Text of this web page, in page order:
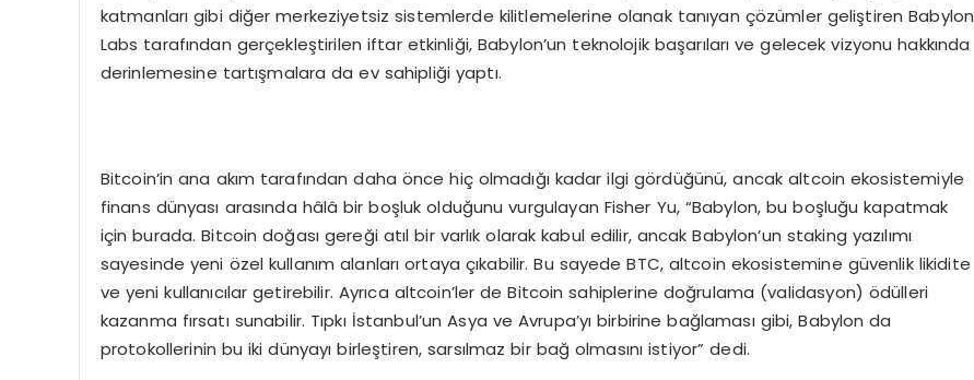
katmanları gibi diğer merkeziyetsiz sistemlerde kilitlemelerine olanak tanıyan çözümler geliştiren Babylon
Labs tarafından gerçekleştirilen iftar etkinliği, Babylon’un teknolojik başarıları ve gelecek vizyonu hakkında
derinlemesine tartışmalara da ev sahipliği yaptı.
Bitcoin’in ana akım tarafından daha önce hiç olmadığı kadar ilgi gördüğünü, ancak altcoin ekosistemiyle
finans dünyası arasında hâlâ bir boşluk olduğunu vurgulayan Fisher Yu, “Babylon, bu boşluğu kapatmak
için burada. Bitcoin doğası gereği atıl bir varlık olarak kabul edilir, ancak Babylon’un staking yazılımı
sayesinde yeni özel kullanım alanları ortaya çıkabilir. Bu sayede BTC, altcoin ekosistemine güvenlik likidite
ve yeni kullanıcılar getirebilir. Ayrıca altcoin’ler de Bitcoin sahiplerine doğrulama (validasyon) ödülleri
kazanma fırsatı sunabilir. Tıpkı İstanbul’un Asya ve Avrupa’yı birbirine bağlaması gibi, Babylon da
protokollerinin bu iki dünyayı birleştiren, sarsılmaz bir bağ olmasını istiyor” dedi.